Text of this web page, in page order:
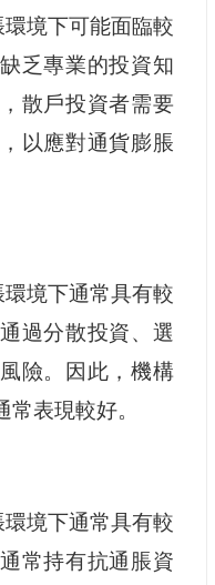
境下可能面臨較
乏專業的投資知
散戶投資者需要
以應對通貨膨脹
境下通常具有較
過分散投資、選
險。因此，機構
表現較好。
境下通常具有較
常持有抗通脹資